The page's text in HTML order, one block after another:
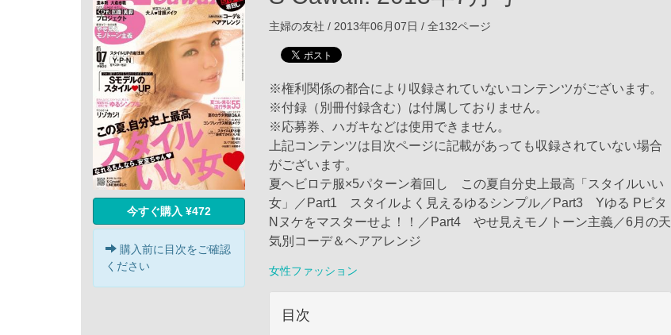
今すぐ購入 ¥472
購入前に目次をご確認
ください
主婦の友社 / 2013年06月07日 / 全132ページ
※権利関係の都合により収録されていないコンテンツがございます。
※付録（別冊付録含む）は付属しておりません。
※応募券、ハガキなどは使用できません。
上記コンテンツは目次ページに記載があっても収録されていない場合
がございます。
夏ヘビロテ服×5パターン着回し この夏自分史上最高「スタイルいい
女」／Part1 スタイルよく見えるゆるシンプル／Part3 Yゆる Pピタ
Nヌケをマスターせよ！！／Part4 やせ見えモノトーン主義／6月の天
気別コーデ＆ヘアアレンジ
女性ファッション
目次